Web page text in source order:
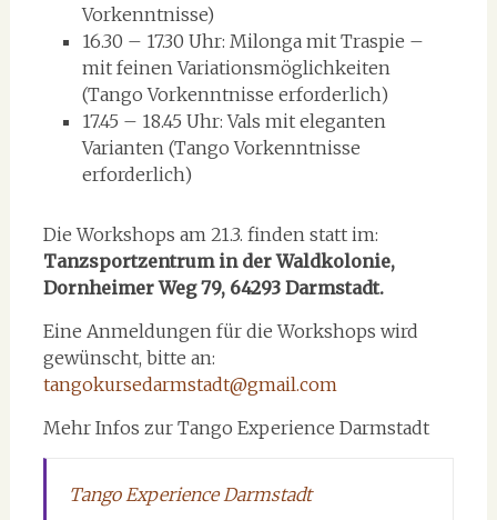
Vorkenntnisse)
16.30 – 17.30 Uhr: Milonga mit Traspie –
mit feinen Variationsmöglichkeiten
(Tango Vorkenntnisse erforderlich)
17.45 – 18.45 Uhr: Vals mit eleganten
Varianten (Tango Vorkenntnisse
erforderlich)
Die Workshops am 21.3. finden statt im:
Tanzsportzentrum in der Waldkolonie,
Dornheimer Weg 79, 64293 Darmstadt.
Eine Anmeldungen für die Workshops wird
gewünscht, bitte an:
tangokursedarmstadt@gmail.com
Mehr Infos zur Tango Experience Darmstadt
Tango Experience Darmstadt